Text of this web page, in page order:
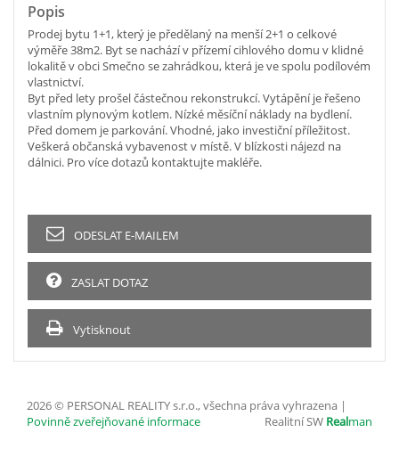
Popis
Prodej bytu 1+1, který je předělaný na menší 2+1 o celkové
výměře 38m2. Byt se nachází v přízemí cihlového domu v klidné
lokalitě v obci Smečno se zahrádkou, která je ve spolu podílovém
vlastnictví.
Byt před lety prošel částečnou rekonstrukcí. Vytápění je řešeno
vlastním plynovým kotlem. Nízké měsíční náklady na bydlení.
Před domem je parkování. Vhodné, jako investiční příležitost.
Veškerá občanská vybavenost v místě. V blízkosti nájezd na
dálnici. Pro více dotazů kontaktujte makléře.
ODESLAT E-MAILEM
ZASLAT DOTAZ
Vytisknout
2026 © PERSONAL REALITY s.r.o., všechna práva vyhrazena |
Povinně zveřejňované informace
Realitní SW Realman